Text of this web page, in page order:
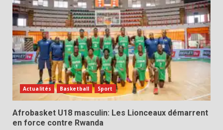
Actualités Basketball Sport
Afrobasket U18 masculin: Les Lionceaux démarrent
en force contre Rwanda